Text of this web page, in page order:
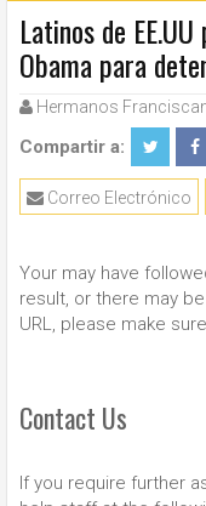
Latinos de
Obama para
Hermanos
Compartir a:
Correo Electrónico
Your may have
result, or there may
URL, please make
Contact Us
If you require further